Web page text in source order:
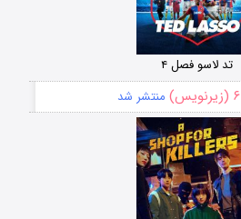
تد لاسو فصل ۴
۶ (زیرنویس) منتشر شد